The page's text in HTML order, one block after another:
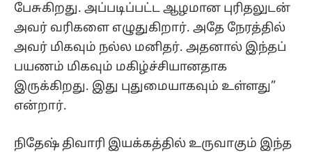
பேசுகிறது. அப்படிப்பட்ட ஆழமான புரிதலுடன்
அவர் வரிகளை எழுதுகிறார். அதே நேரத்தில்
அவர் மிகவும் நல்ல மனிதர். அதனால் இந்தப்
பயணம் மிகவும் மகிழ்ச்சியானதாக
இருக்கிறது. இது புதுமையாகவும் உள்ளது”
என்றார்.
நிதேஷ் திவாரி இயக்கத்தில் உருவாகும் இந்த